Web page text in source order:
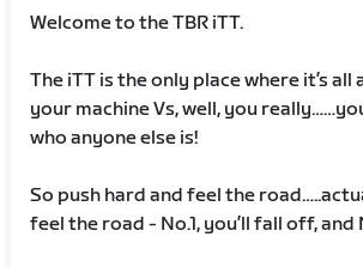
Welcome to the TBR iTT.
The iTT is the only place where it’s all
your machine Vs, well, you
who anyone else is!
So push hard and feel the
feel the road - No.1, you’ll fall off, and